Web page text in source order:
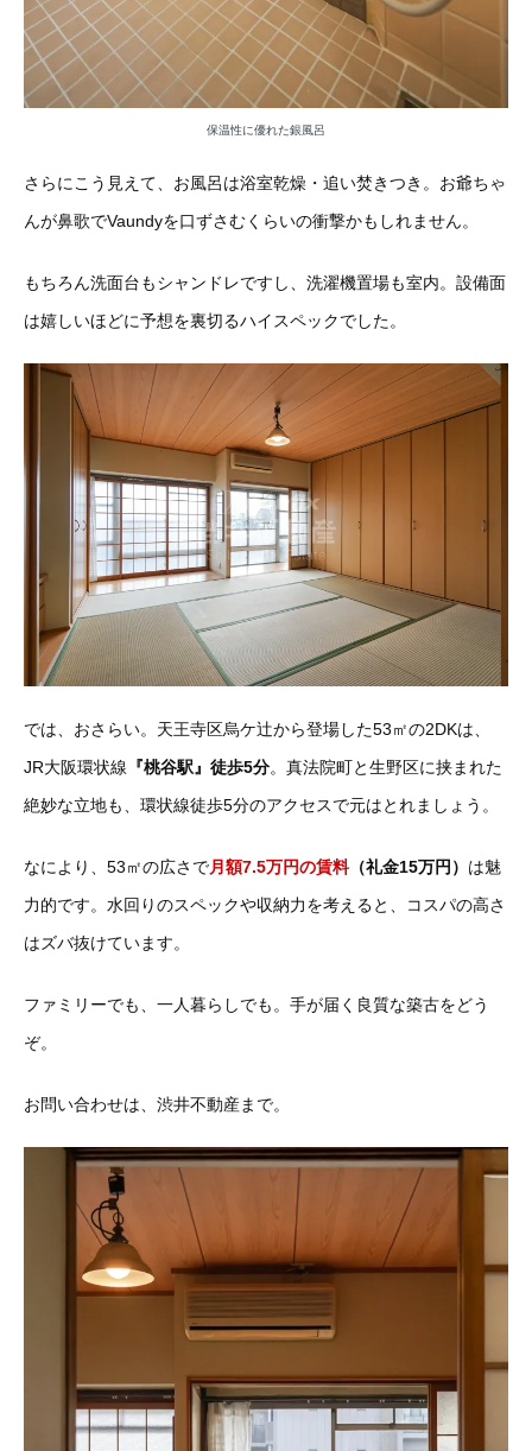
保温性に優れた銀風呂
さらにこう見えて、お風呂は浴室乾燥・追い焚きつき。お爺ちゃ
んが鼻歌でVaundyを口ずさむくらいの衝撃かもしれません。
もちろん洗面台もシャンドレですし、洗濯機置場も室内。設備面
は嬉しいほどに予想を裏切るハイスペックでした。
では、おさらい。天王寺区烏ケ辻から登場した53㎡の2DKは、
JR大阪環状線 『桃谷駅』徒歩5分。真法院町と生野区に挟まれた
絶妙な立地も、環状線徒歩5分のアクセスで元はとれましょう。
なにより、53㎡の広さで月額7.5万円の賃料（礼金15万円） は魅
力的です。水回りのスペックや収納力を考えると、コスパの高さ
はズバ抜けています。
ファミリーでも、一人暮らしでも。手が届く良質な築古をどう
ぞ。
お問い合わせは、渋井不動産まで。